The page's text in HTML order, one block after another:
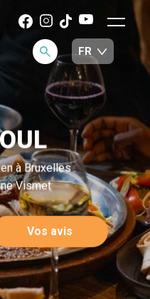
à Bruxelles
Vismet
Vos avis